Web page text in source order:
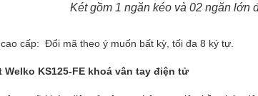
Két gồm 1 ngăn kéo và 02 ngăn lớn
cấp: Đổi mã theo ý muốn bất kỳ, tối đa 8 ký tự.
Welko KS125-FE khoá vân tay điện tử